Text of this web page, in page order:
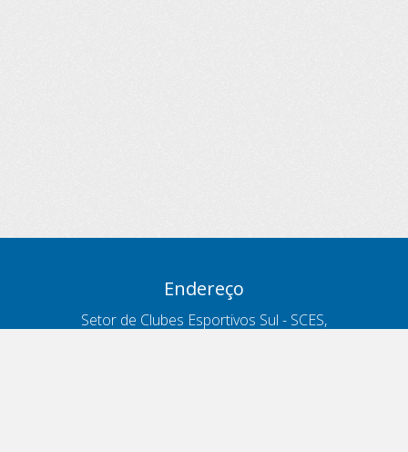
Endereço
Setor de Clubes Esportivos Sul - SCES,